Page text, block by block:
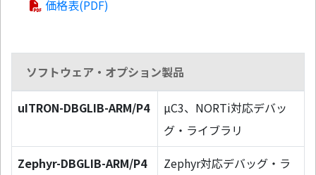
価格表(PDF)
ソフトウェア・オプション製品
uITRON-DBGLIB-ARM/P4
µC3、NORTi対応デバッ
グ・ライブラリ
Zephyr-DBGLIB-ARM/P4
Zephyr対応デバッグ・ラ